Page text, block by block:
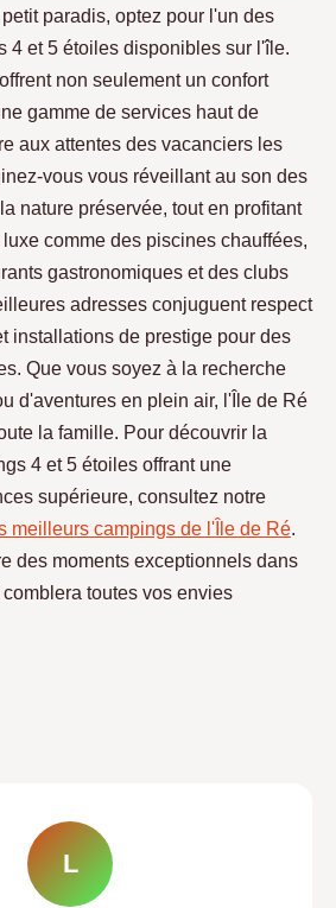
paradis, optez pour l'un des
4 et 5 étoiles disponibles sur l'île.
non seulement un confort
gamme de services haut de
aux attentes des vacanciers les
vous vous réveillant au son des
nature préservée, tout en profitant
comme des piscines chauffées,
gastronomiques et des clubs
adresses conjuguent respect
installations de prestige pour des
Que vous soyez à la recherche
d'aventures en plein air, l'Île de Ré
la famille. Pour découvrir la
4 et 5 étoiles offrant une
supérieure, consultez notre
meilleurs campings de l'Île de Ré.
des moments exceptionnels dans
toutes vos envies
L